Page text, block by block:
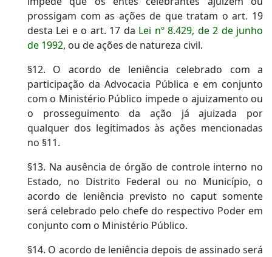
prossigam com as ações de que tratam o art. 19
desta Lei e o art. 17 da Lei nº 8.429, de 2 de junho
de 1992, ou de ações de natureza civil.
§12. O acordo de leniência celebrado com a
participação da Advocacia Pública e em conjunto
com o Ministério Público impede o ajuizamento ou
o prosseguimento da ação já ajuizada por
qualquer dos legitimados às ações mencionadas
no §11.
§13. Na ausência de órgão de controle interno no
Estado, no Distrito Federal ou no Município, o
acordo de leniência previsto no caput somente
será celebrado pelo chefe do respectivo Poder em
conjunto com o Ministério Público.
§14. O acordo de leniência depois de assinado será